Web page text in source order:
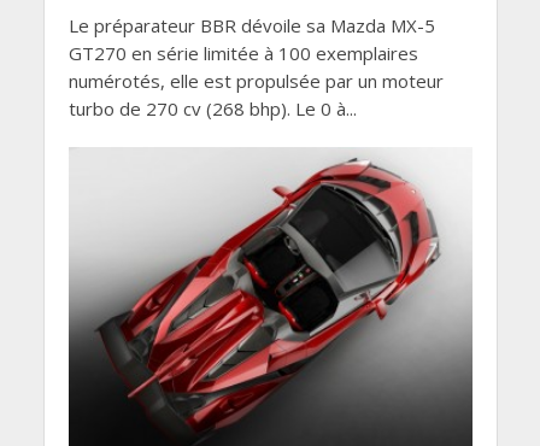
Le préparateur BBR dévoile sa Mazda MX-5
GT270 en série limitée à 100 exemplaires
numérotés, elle est propulsée par un moteur
turbo de 270 cv (268 bhp). Le 0 à...